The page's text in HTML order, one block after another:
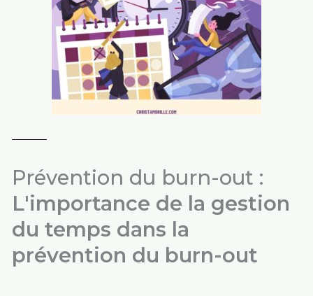
Prévention du burn-out :
L'importance de la gestion
du temps dans la
prévention du burn-out